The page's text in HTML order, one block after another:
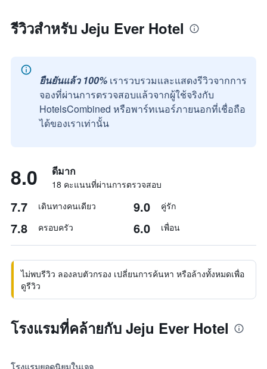
รีวิวสำหรับ Jeju Ever Hotel
ยืนยันแล้ว 100% เรารวบรวมและแสดงรีวิวจากการ
จองที่ผ่านการตรวจสอบแล้วจากผู้ใช้จริงกับ
HotelsCombined หรือพาร์ทเนอร์ภายนอกที่เชื่อถือ
ได้ของเราเท่านั้น
8.0 ดีมาก
18 คะแนนที่ผ่านการตรวจสอบ
7.7 เดินทางคนเดียว 9.0 คู่รัก
7.8 ครอบครัว 6.0 เพื่อน
ไม่พบรีวิว ลองลบตัวกรอง เปลี่ยนการค้นหา หรือล้างทั้งหมดเพื่อ
ดูรีวิว
โรงแรมที่คล้ายกับ Jeju Ever Hotel
โรงแรมยอดนิยมในเจจู